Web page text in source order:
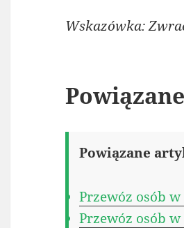
Wskazówka:
Powiązane
Przewóz osób
Przewóz osób